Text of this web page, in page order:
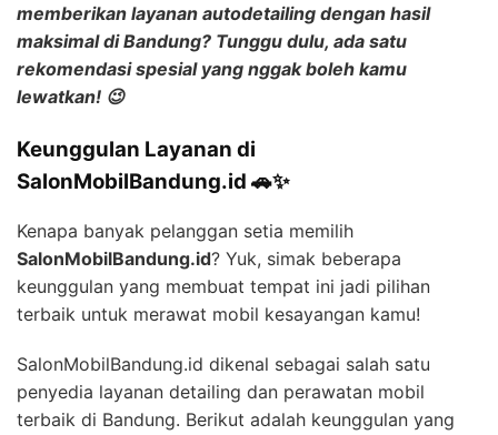
memberikan layanan autodetailing dengan hasil
maksimaldi Bandung? Tunggu dulu, ada satu
rekomendasi spesial yang nggak boleh kamu
lewatkan! 😉
Keunggulan Layanan di
SalonMobilBandung.id 🚗✨
Kenapa banyak pelanggan setia memilih
SalonMobilBandung.id? Yuk, simak beberapa
keunggulan yang membuat tempat ini jadi pilihan
terbaik untuk merawat mobil kesayangan kamu!
SalonMobilBandung.id dikenal sebagai salah satu
penyedia layanan detailing dan perawatan mobil
terbaik di Bandung. Berikut adalah keunggulan yang